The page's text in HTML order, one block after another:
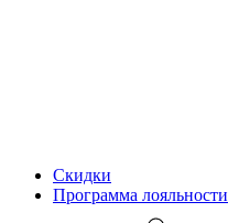
Скидки
Программа лояльности